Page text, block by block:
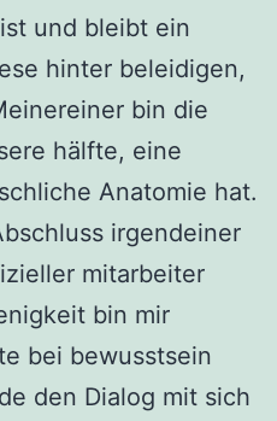
und bleibt ein
hinter beleidigen,
bin die
hälfte, eine
Anatomie hat.
irgendeiner
mitarbeiter
bin mir
bei bewusstsein
den Dialog mit sich